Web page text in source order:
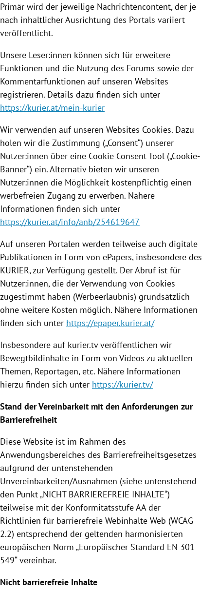
Primär wird der jeweilige Nachrichtencontent, der je
nach inhaltlicher Ausrichtung des Portals variiert
veröffentlicht.
Unsere Leser:innen können sich für erweitere
Funktionen und die Nutzung des Forums sowie der
Kommentarfunktionen auf unseren Websites
registrieren. Details dazu finden sich unter
https://kurier.at/mein-kurier
Wir verwenden auf unseren Websites Cookies. Dazu
holen wir die Zustimmung („Consent“) unserer
Nutzer:innen über eine Cookie Consent Tool („Cookie-
Banner“) ein. Alternativ bieten wir unseren
Nutzer:innen die Möglichkeit kostenpflichtig einen
werbefreien Zugang zu erwerben. Nähere
Informationen finden sich unter
https://kurier.at/info/anb/254619647
Auf unseren Portalen werden teilweise auch digitale
Publikationen in Form von ePapers, insbesondere des
KURIER, zur Verfügung gestellt. Der Abruf ist für
Nutzer:innen, die der Verwendung von Cookies
zugestimmt haben (Werbeerlaubnis) grundsätzlich
ohne weitere Kosten möglich. Nähere Informationen
finden sich unter https://epaper.kurier.at/
Insbesondere auf kurier.tv veröffentlichen wir
Bewegtbildinhalte in Form von Videos zu aktuellen
Themen, Reportagen, etc. Nähere Informationen
hierzu finden sich unter https://kurier.tv/
Stand der Vereinbarkeit mit den Anforderungen zur
Barrierefreiheit
Diese Website ist im Rahmen des
Anwendungsbereiches des Barrierefreiheitsgesetzes
aufgrund der untenstehenden
Unvereinbarkeiten/Ausnahmen (siehe untenstehend
den Punkt „NICHT BARRIEREFREIE INHALTE“)
teilweise mit der Konformitätsstufe AA der
Richtlinien für barrierefreie Webinhalte Web (WCAG
2.2) entsprechend der geltenden harmonisierten
europäischen Norm „Europäischer Standard EN 301
549“ vereinbar.
Nicht barrierefreie Inhalte